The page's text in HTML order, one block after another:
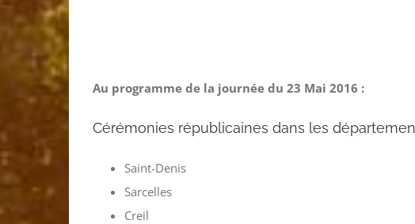
Saint-Denis
Sarcelles